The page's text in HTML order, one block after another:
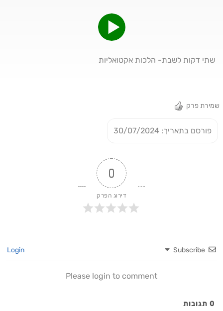
שתי דקות לשבת- הלכות אקטואליות
שמירת פרק
פורסם בתאריך: 30/07/2024
0
דירוג הפרק
Subscribe
Please login to comment
0 תגובות